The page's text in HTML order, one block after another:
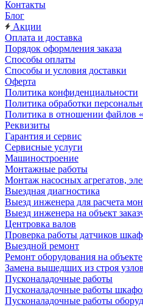
Контакты
Блог
Акции
Оплата и доставка
Порядок оформления заказа
Способы оплаты
Способы и условия доставки
Оферта
Политика конфиденциальности
Политика обработки
Политика в отношении файлов
Реквизиты
Гарантия и сервис
Сервисные услуги
Машиностроение
Монтажные работы
Монтаж насосных агрегатов,
Выездная диагностика
Выезд инженера для расчета
Выезд инженера на объект
Центровка валов
Проверка работы датчиков
Выездной ремонт
Ремонт оборудования на объекте
Замена вышедших из строя
Пусконаладочные работы
Пусконаладочные работы
Пусконаладочные работы